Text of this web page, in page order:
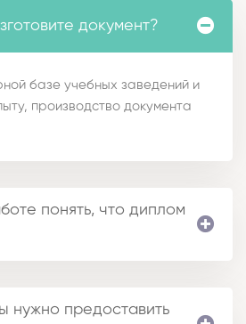
документ?
базе учебных заведений и
производство документа
понять, что диплом
нужно предоставить